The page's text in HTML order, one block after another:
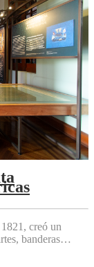
creó un
banderas…